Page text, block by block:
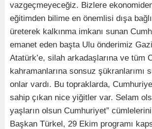
vazgeçmeyeceğiz. Bizlere
eğitimden bilime en önemlisi dışa
üreterek kalkınma imkanı sunan
emanet eden başta Ulu önderimiz
Atatürk’e, silah arkadaşlarına ve tüm
kahramanlarına sonsuz şükranlarımı
onlar vardı. Bu topraklarda,
sahip çıkan nice yiğitler var. Selam
yaşların olsun Cumhuriyet”
Başkan Türkel, 29 Ekim programı